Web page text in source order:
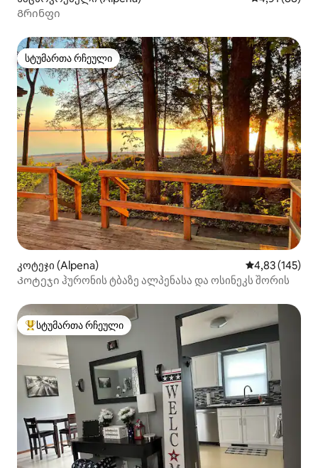
Გრინფი
სტუმართა რჩეული
სტუმართა რჩეული
კოტეჯი (Alpena) საშუალო
4,83 (145)
Კოტეჯი ჰურონის ტბაზე ალპენასა და ოსინეკს შორის
სტუმართა რჩეული მოწინავე ვარიანტი
სტუმართა რჩეული